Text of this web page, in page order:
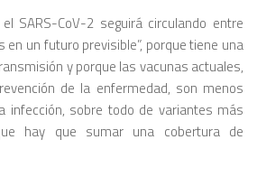
SARS-CoV-2 seguirá circulando entre
en un futuro previsible”, porque tiene una
y porque las vacunas actuales,
de la enfermedad, son menos
infección, sobre todo de variantes más
hay que sumar una cobertura de